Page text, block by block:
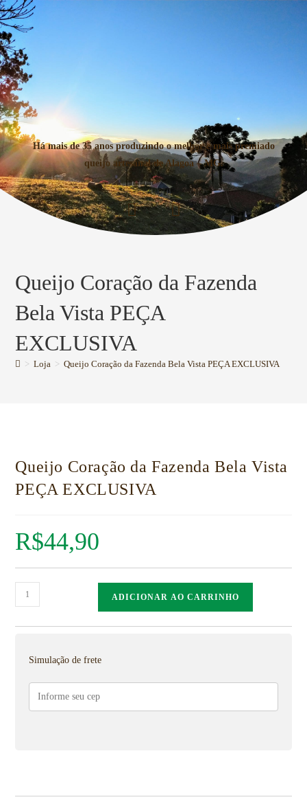
Há mais de 35 anos produzindo o melhor e mais premiado
queijo artesanal de Alagoa – MG.
Queijo Coração da Fazenda
Bela Vista PEÇA
EXCLUSIVA
> Loja > Queijo Coração da Fazenda Bela Vista PEÇA EXCLUSIVA
Queijo Coração da Fazenda Bela Vista
PEÇA EXCLUSIVA
R$44,90
ADICIONAR AO CARRINHO
Simulação de frete